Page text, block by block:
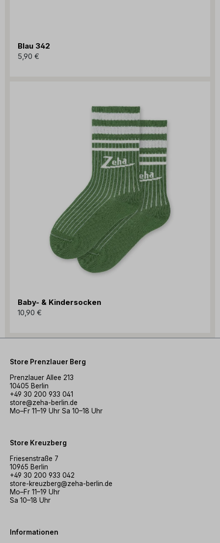
Blau 342
5,90 €
Baby- & Kindersocken
10,90 €
Store Prenzlauer Berg
Prenzlauer Allee 213
10405 Berlin
+49 30 200 933 041
store@zeha-berlin.de
Mo–Fr 11–19 Uhr Sa 10–18 Uhr
Store Kreuzberg
Friesenstraße 7
10965 Berlin
+49 30 200 933 042
store-kreuzberg@zeha-berlin.de
Mo–Fr 11–19 Uhr
Sa 10–18 Uhr
Informationen